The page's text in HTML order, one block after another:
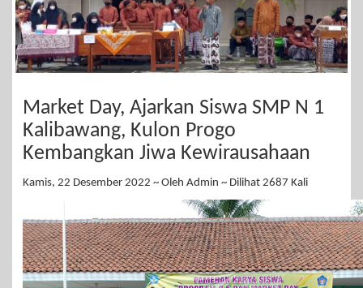
Market Day, Ajarkan Siswa SMP N 1
Kalibawang, Kulon Progo
Kembangkan Jiwa Kewirausahaan
Kamis, 22 Desember 2022 ~ Oleh Admin ~ Dilihat 2687 Kali